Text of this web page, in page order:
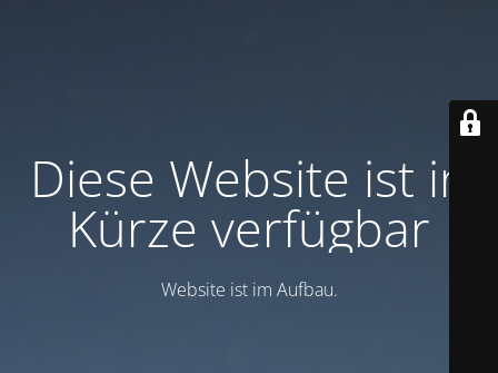
Diese Website ist in
Kürze verfügbar
Website ist im Aufbau.